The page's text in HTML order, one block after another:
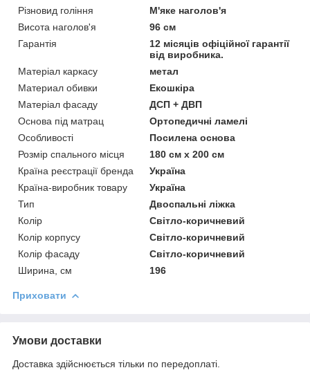
Різновид гоління
М'яке наголов'я
Висота наголов'я
96 см
Гарантія
12 місяців офіційної гарантії
від виробника.
Матеріал каркасу
метал
Материал обивки
Екошкіра
Матеріал фасаду
ДСП + ДВП
Основа під матрац
Ортопедичні ламелі
Особливості
Посилена основа
Розмір спального місця
180 см х 200 см
Країна реєстрації бренда
Україна
Країна-виробник товару
Україна
Тип
Двоспальні ліжка
Колір
Світло-коричневий
Колір корпусу
Світло-коричневий
Колір фасаду
Світло-коричневий
Ширина, см
196
Приховати
Умови доставки
Доставка здійснюється тільки по передоплаті.